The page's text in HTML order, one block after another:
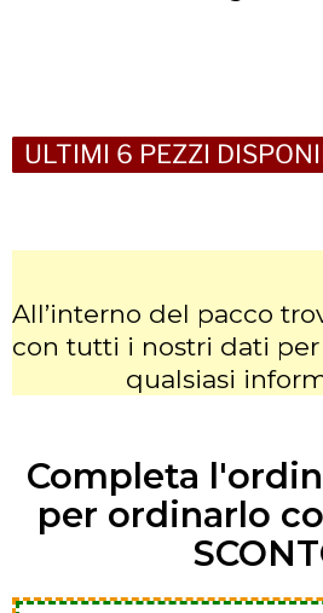
ULTIMI 6 PEZZI
All’interno del pacco
con tutti i nostri dati
qualsiasi
Completa
per ordinarlo